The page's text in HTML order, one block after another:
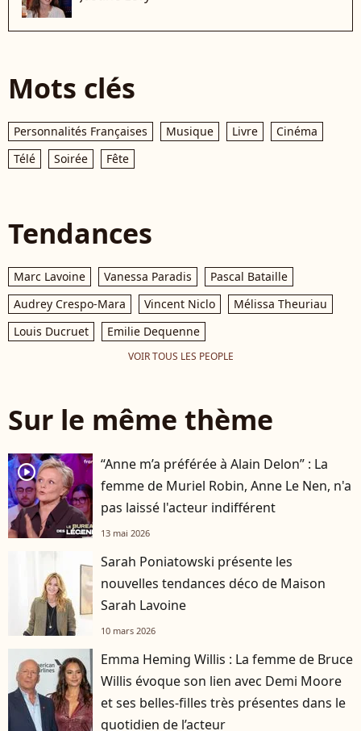
Mots clés
Personnalités Françaises Musique Livre
Cinéma
Télé
Soirée Fête
Tendances
Marc Lavoine Vanessa Paradis
Pascal Bataille
Audrey Crespo-Mara
Vincent Niclo
Mélissa Theuriau
Louis Ducruet
Emilie Dequenne
VOIR TOUS LES PEOPLE
Sur le même thème
player2
“Anne m’a préférée à Alain Delon” : La
femme de Muriel Robin, Anne Le Nen, n'a
pas laissé l'acteur indifférent
13 mai 2026
Sarah Poniatowski présente les
nouvelles tendances déco de Maison
Sarah Lavoine
10 mars 2026
Emma Heming Willis : La femme de Bruce
Willis évoque son lien avec Demi Moore
et ses belles-filles très présentes dans le
quotidien de l’acteur